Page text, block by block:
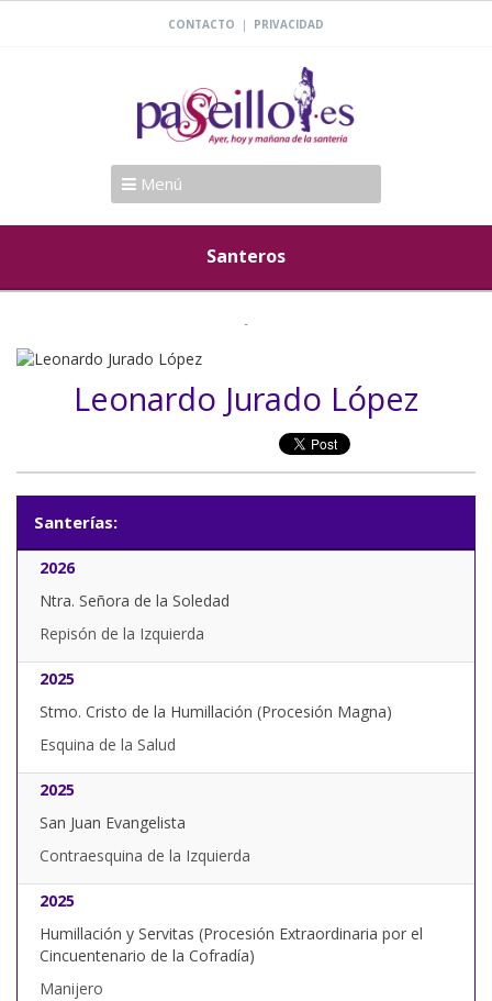
CONTACTO | PRIVACIDAD
Menú
Santeros
Leonardo Jurado López
Santerías:
2026
Ntra. Señora de la Soledad
Repisón de la Izquierda
2025
Stmo. Cristo de la Humillación (Procesión Magna)
Esquina de la Salud
2025
San Juan Evangelista
Contraesquina de la Izquierda
2025
Humillación y Servitas (Procesión Extraordinaria por el
Cincuentenario de la Cofradía)
Manijero